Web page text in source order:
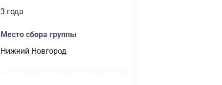
3 года
Место сбора группы
Нижний Новгород